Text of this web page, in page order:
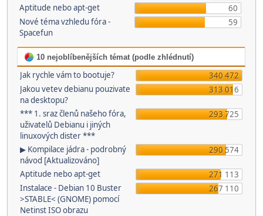
Aptitude nebo apt-get
60
Nové téma vzhledu fóra -
Spacefun
59
10 nejoblíbenějších témat (podle zhlédnutí)
Jak rychle vám to bootuje?
340 472
Jakou vetev debianu pouzivate
na desktopu?
313 016
*** 1. sraz členů našeho fóra,
uživatelů Debianu i jiných
linuxových dister ***
293 725
▶ Kompilace jádra - podrobný
návod [Aktualizováno]
290 574
Aptitude nebo apt-get
271 113
Instalace - Debian 10 Buster
>STABLE< (GNOME) pomocí
Netinst ISO obrazu
267 110